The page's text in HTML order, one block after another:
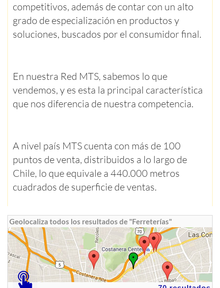
competitivos, además de contar con un alto
grado de especialización en productos y
soluciones, buscados por el consumidor final.
En nuestra Red MTS, sabemos lo que
vendemos, y es esta la principal característica
que nos diferencia de nuestra competencia.
A nivel país MTS cuenta con más de 100
puntos de venta, distribuidos a lo largo de
Chile, lo que equivale a 440.000 metros
cuadrados de superficie de ventas.
Geolocaliza todos los resultados de "Ferreterías"